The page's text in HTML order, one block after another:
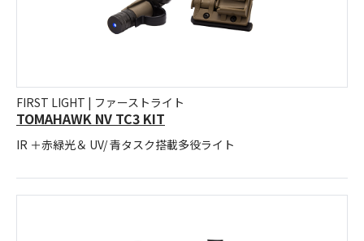
FIRST LIGHT | ファーストライト
TOMAHAWK NV TC3 KIT
IR ＋赤緑光＆ UV/ 青タスク搭載多役ライト